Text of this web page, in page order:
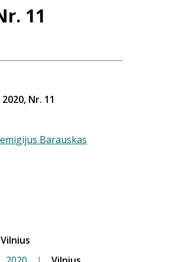
11
Nr. 11
Barauskas
Vilnius